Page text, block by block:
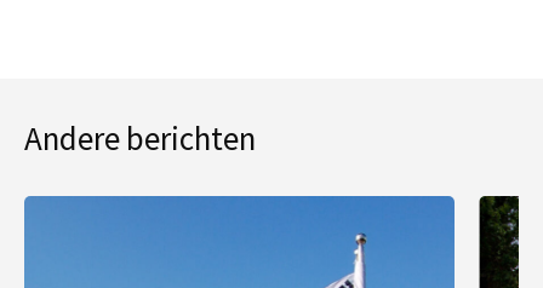
Andere berichten